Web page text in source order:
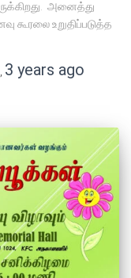
அனைத்து
கூரலை உறுதிப்படுத்த
3 years ago